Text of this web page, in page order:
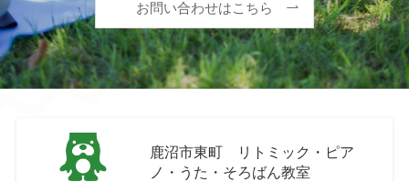
お問い合わせはこちら
鹿沼市東町 リトミック・ピア
ノ・うた・そろばん教室